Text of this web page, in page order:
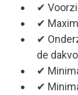
✔
✔
✔
de
✔
✔